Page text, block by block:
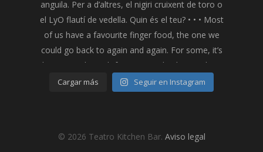
Cargar más Seguir en Instagram
© 2026 Teatro Kitchen Bar. Aviso legal